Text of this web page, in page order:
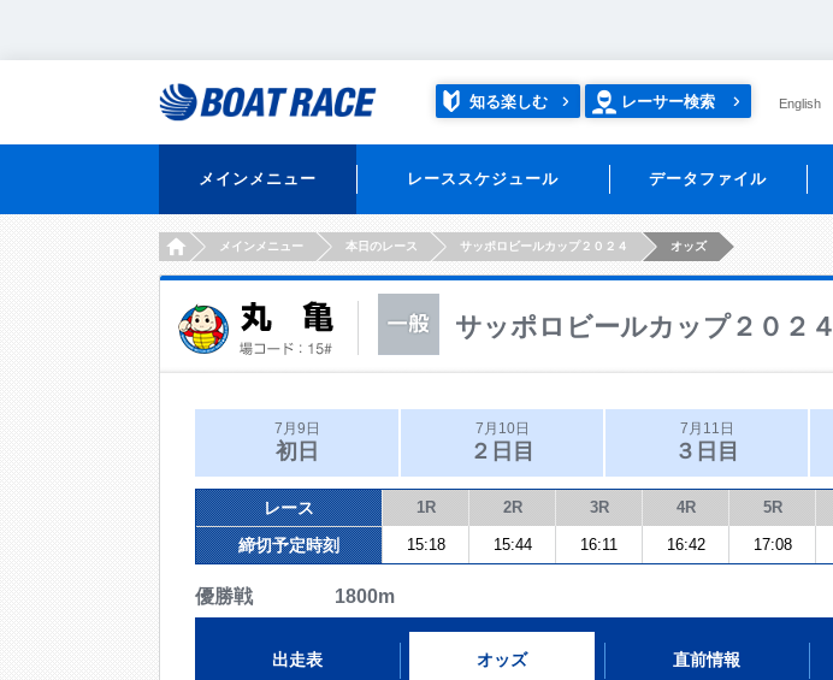
知る楽しむ レーサー検索 English
メインメニュー レーススケジュール データファイル
HOMEメインメニュー 本日のレース サッポロビールカップ２０２４ オッズ
サッポロビールカップ２０２４
7月9日
初日
7月10日
２日目
7月11日
３日目
レース 1R 2R 3R 4R 5R
締切予定時刻 15:18 15:44 16:11 16:42 17:08
優勝戦 1800m
出走表 オッズ 直前情報